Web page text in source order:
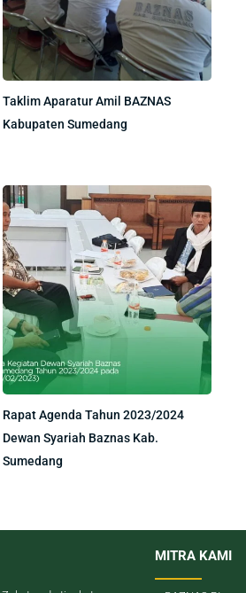
Taklim Aparatur Amil BAZNAS
Kabupaten Sumedang
Rapat Agenda Tahun 2023/2024
Dewan Syariah Baznas Kab.
Sumedang
MITRA KAMI